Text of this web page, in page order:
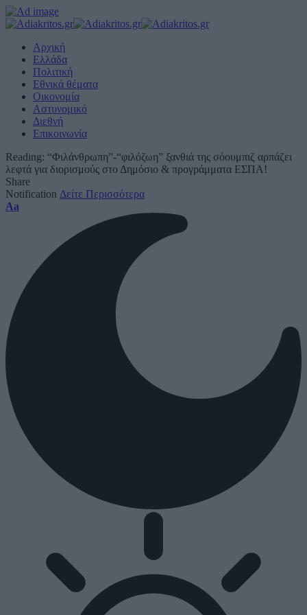
Αρχική
Ελλάδα
Πολιτική
Εθνικά θέματα
Οικονομία
Αστυνομικό
Διεθνή
Επικοινωνία
Reading: “Φιλάνθρωπη”-“φιλόζωη” ξανθιά της σόουμπιζ αρπάζει
λεφτά για διορισμούς στο Δημόσιο & προγράμματα ΕΣΠΑ!
Share
Notification Δείτε Περισσότερα
Font
Aa